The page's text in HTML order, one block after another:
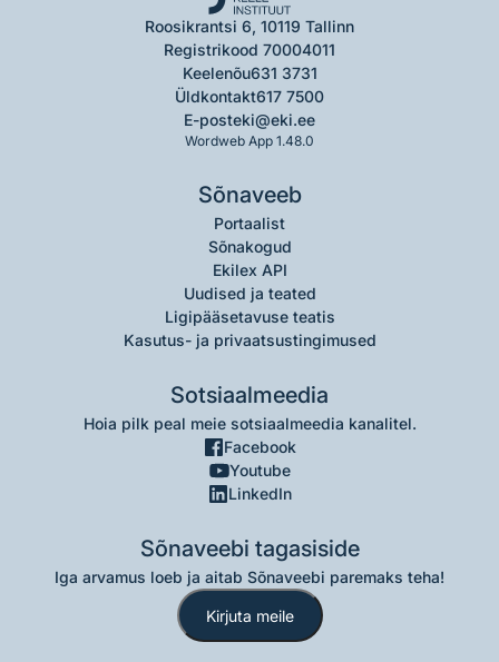
Roosikrantsi 6, 10119 Tallinn
Registrikood 70004011
Keelenõu631 3731
Üldkontakt617 7500
E-posteki@eki.ee
Wordweb App 1.48.0
Sõnaveeb
Portaalist
Sõnakogud
Ekilex API
Uudised ja teated
Ligipääsetavuse teatis
Kasutus- ja privaatsustingimused
Sotsiaalmeedia
Hoia pilk peal meie sotsiaalmeedia kanalitel.
Facebook
Youtube
LinkedIn
Sõnaveebi tagasiside
Iga arvamus loeb ja aitab Sõnaveebi paremaks teha!
Kirjuta meile